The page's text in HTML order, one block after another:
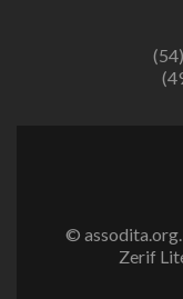
©
Zerif